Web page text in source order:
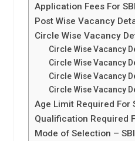
Application Fees For
Post Wise Vacancy
Circle Wise Vacancy
Circle Wise Vacancy
Circle Wise Vacancy
Circle Wise Vacancy
Circle Wise Vacancy
Age Limit Required For
Qualification Required
Mode of Selection –